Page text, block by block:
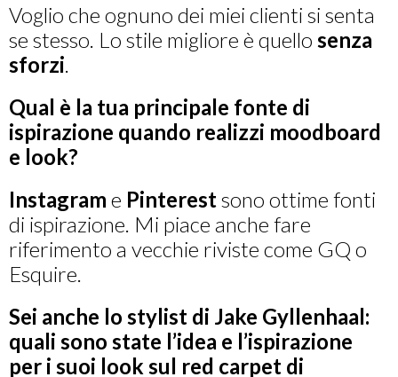
Voglio che ognuno dei miei clienti si senta
se stesso. Lo stile migliore è quello senza
sforzi.
Qual è la tua principale fonte di
ispirazione quando realizzi moodboard
e look?
Instagram e Pinterestsono ottime fonti
di ispirazione. Mi piace anche fare
riferimento a vecchie riviste come GQ o
Esquire.
Sei anche lo stylist di Jake Gyllenhaal:
quali sono state l’idea e l’ispirazione
per i suoi look sul red carpet di